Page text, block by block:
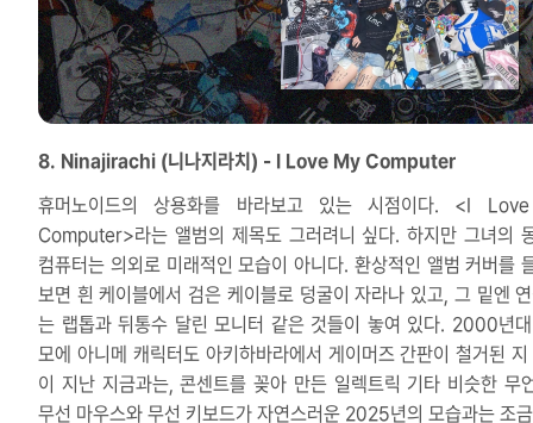
8. Ninajirachi (니나지라치) - I Love My Computer
휴머노이드의 상용화를 바라보고 있는 시점이다. <I
Computer>라는 앨범의 제목도 그러려니 싶다. 하지만 그녀의
컴퓨터는 의외로 미래적인 모습이 아니다. 환상적인 앨범 커버를
보면 흰 케이블에서 검은 케이블로 덩굴이 자라나 있고, 그 밑엔
는 랩톱과 뒤통수 달린 모니터 같은 것들이 놓여 있다. 2000년
모에 아니메 캐릭터도 아키하바라에서 게이머즈 간판이 철거된
이 지난 지금과는, 콘센트를 꽂아 만든 일렉트릭 기타 비슷한 무
무선 마우스와 무선 키보드가 자연스러운 2025년의 모습과는 조